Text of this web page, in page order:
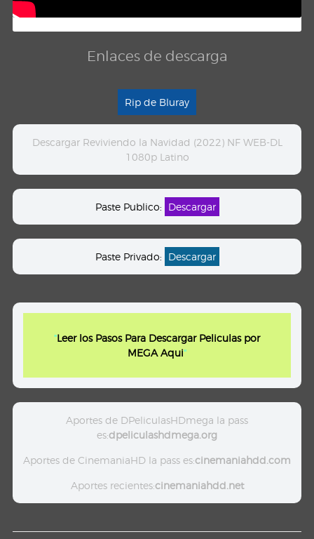
Enlaces de descarga
Rip de Bluray
Descargar Reviviendo la Navidad (2022) NF WEB-DL
1080p Latino
Paste Publico: Descargar
Paste Privado: Descargar
"Leer los Pasos Para Descargar Peliculas por
MEGA Aqui"
Aportes de DPeliculasHDmega la pass
es:dpeliculashdmega.org
Aportes de CinemaniaHD la pass es:cinemaniahdd.com
Aportes recientes:cinemaniahdd.net